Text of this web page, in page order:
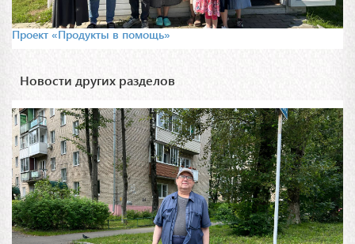
Проект «Продукты в помощь»
Новости других разделов